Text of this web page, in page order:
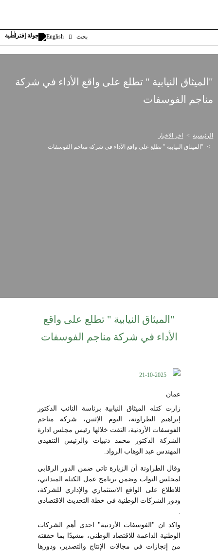
بحث English
"الميثاق النيابية " تطلع على واقع الأداء في شركة
مناجم الفوسفات
الرئيسية
اخر الاخبار
"الميثاق النيابية " تطلع على واقع الأداء في شركة مناجم الفوسفات
"الميثاق النيابية " تطلع على واقع
الأداء في شركة مناجم الفوسفات
21-10-2025
عمان
زارت كتله الميثاق النيابية برئاسة النائب الدكتور
إبراهيم الطراونة، اليوم الإثنين، شركة مناجم
الفوسفات الأردنية، التقت خلالها رئيس مجلس ادارة
الشركة الدكتور محمد ذنبيات والرئيس التنفيذي
المهندس عبد الوهاب الرواد.
وقال الطراونة أن الزيارة تاتي ضمن الدور الرقابي
لمجلس النواب وضمن برنامج عمل الكتله الميداني،
للاطلاع على الواقع الاستثماري والإداري للشركة،
ودور الشركات الوطنية في خطة التحديث الاقتصادي
واكد ان "الفوسفات الأردنية" احدى أهم الشركات
الوطنية الداعمة للاقتصاد الوطني، مشيدًا بما حققته
من إنجازات في مجالات الإنتاج والتصدير، ودورها